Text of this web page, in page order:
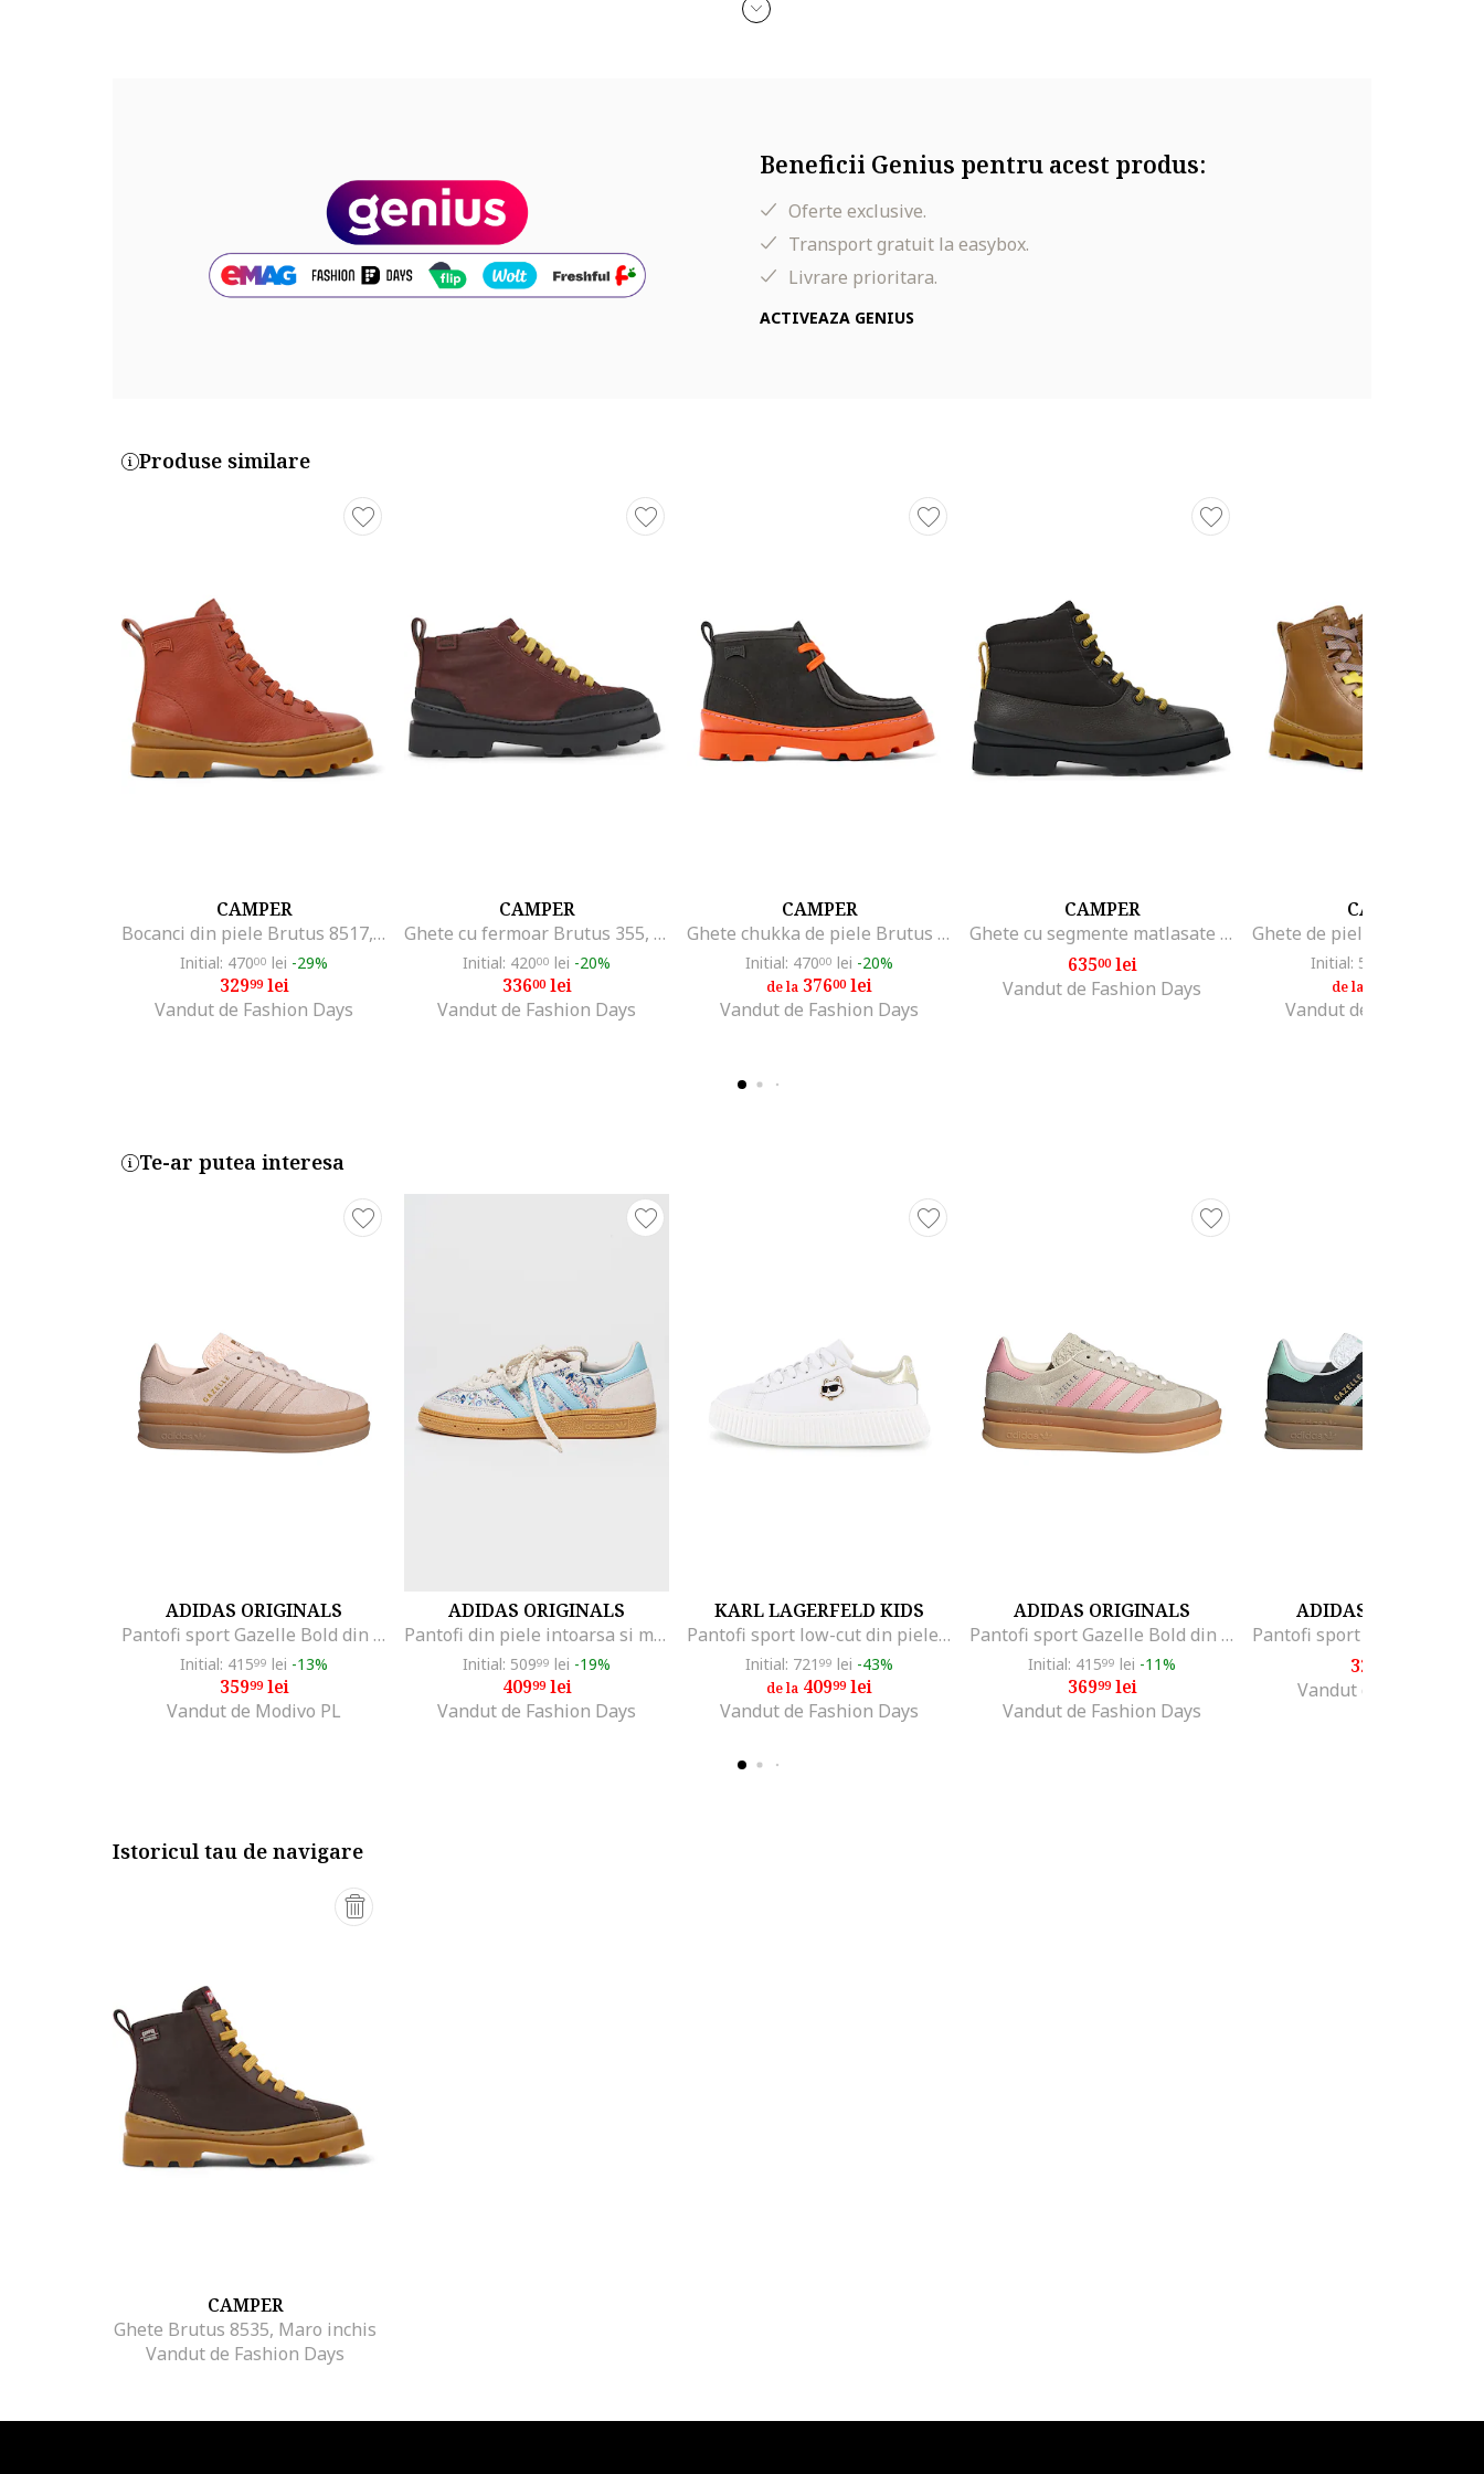
Material talpa: alte materiale
Beneficii Genius pentru acest produs:
Oferte exclusive.
Transport gratuit la easybox.
Livrare prioritara.
ACTIVEAZA GENIUS
Produse similare
CAMPER
Bocanci din piele Brutus 8517, Rosu
Initial: 47000 lei -29%
32999lei
Vandut de Fashion Days
CAMPER
Ghete cu fermoar Brutus 355, Rosu
Initial: 42000 lei -20%
33600lei
Vandut de Fashion Days
CAMPER
Ghete chukka de piele Brutus 50339, Portocaliu/Gri inchis
Initial: 47000 lei -20%
de la 37600lei
Vandut de Fashion Days
CAMPER
Ghete cu segmente matlasate Brutus 561, Gri inchis
63500lei
Vandut de Fashion Days
CAMPER
Initial: 520
de la
Vandut de Fashion Days
Te-ar putea interesa
ADIDAS ORIGINALS
Pantofi sport Gazelle Bold din piele intoarsa cu talpa flatform, Piersica
Initial: 41599 lei -13%
35999lei
Vandut de Modivo PL
ADIDAS ORIGINALS
Pantofi din piele intoarsa si material textil Spezial pentru baschet, Albastru pastel/Caramel/Bej deschis
Initial: 50999 lei -19%
40999lei
Vandut de Fashion Days
KARL LAGERFELD KIDS
Pantofi sport low-cut din piele, Auriu/Alb murdar
Initial: 721 99 lei -43%
de la 40999lei
Vandut de Fashion Days
ADIDAS ORIGINALS
Pantofi sport Gazelle Bold din piele intoarsa cu talpa flatform, Bej/Roz
Initial: 41599 lei -11%
36999lei
Vandut de Fashion Days
ADIDAS ORIGINALS
321
Vandut de Modivo PL
Istoricul tau de navigare
CAMPER
Ghete Brutus 8535, Maro inchis
Vandut de Fashion Days